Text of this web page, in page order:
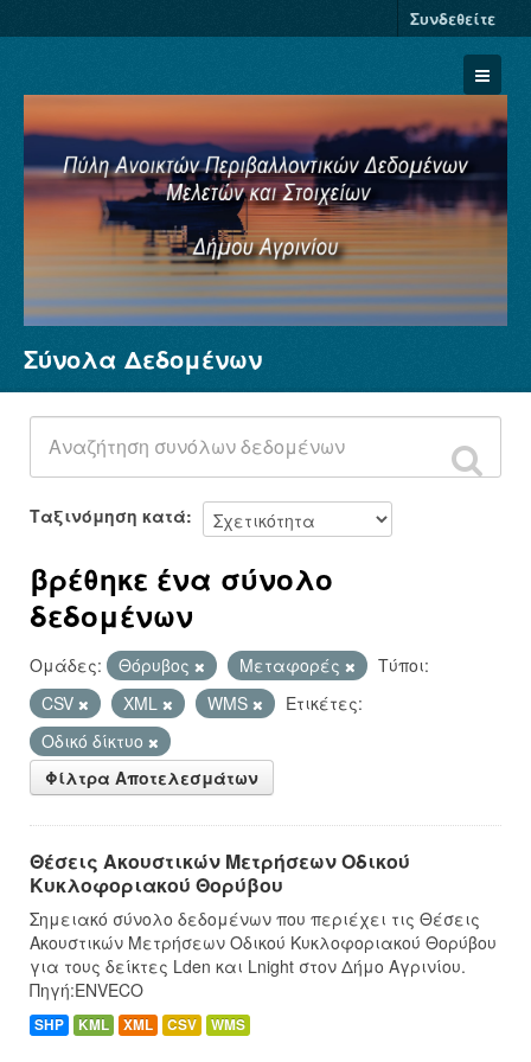
Συνδεθείτε
Σύνολα Δεδομένων
Φορείς
Ομάδες
Σχετικά
Σύνολα Δεδομένων
Ταξινόμηση κατά
βρέθηκε ένα σύνολο
δεδομένων
Ομάδες: Θόρυβος Μεταφορές
Τύποι:
CSV
XML WMS
Ετικέτες:
Οδικό δίκτυο
Φίλτρα Αποτελεσμάτων
Θέσεις Ακουστικών Μετρήσεων Οδικού
Κυκλοφοριακού Θορύβου
Σημειακό σύνολο δεδομένων που περιέχει τις Θέσεις
Ακουστικών Μετρήσεων Οδικού Κυκλοφοριακού Θορύβου
για τους δείκτες Lden και Lnight στον Δήμο Αγρινίου.
Πηγή:ENVECO
SHP KML XML CSV WMS